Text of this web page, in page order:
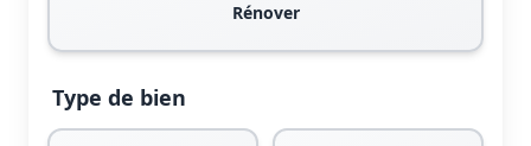
Rénover
Type de bien